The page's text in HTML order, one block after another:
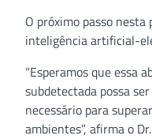
O próximo passo
inteligência artificial-
“Esperamos que essa
subdetectada possa
necessário para
ambientes”, afirma o